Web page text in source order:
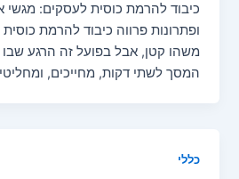
כיבוד להרמת כוסית לעסקים: מגשי
ופתרונות פרווה כיבוד להרמת
משהו קטן, אבל בפועל זה הרגע שבו
המסך לשתי דקות, מחייכים,
כללי